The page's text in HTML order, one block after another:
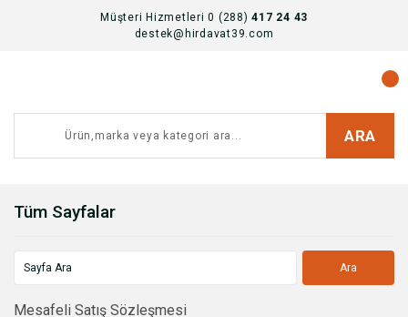
Müşteri Hizmetleri 0 (288)417 24 43
destek@hirdavat39.com
ARA
Tüm Sayfalar
Mesafeli Satış Sözleşmesi